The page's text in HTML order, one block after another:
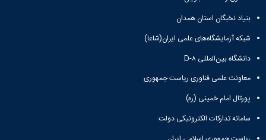
اجتماعی
مدیر
حمایت
و
پشتیبانی
فرهنگی
اجتماعی
نمودار
سامانی
نام
انجمن
های
افتخارات
کسب
تشکلهای
معرفی
کارشناسان
سینا
جشنواره
فرهنگی
و
"
کرونا
فرصتی
برای
اخبار
تشکل
های
اخبار
کانون
فرهنگی
اجتماعی
گالری
بنیاد نخبگان استان همدان
شبکه آزمایشگاه‌های علمی ایران(شاعا)
دانشگاه بین‌المللی D-۸
معاونت علمی فناوری ریاست جمهوری
پورتال امام خمینی (ره)
سامانه تدارکات الکترونیکی دولت